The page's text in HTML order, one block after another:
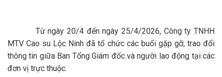
Từ ngày 20/4 đến ngày 25/4/2026, Công ty TNHH
MTV Cao su Lộc Ninh đã tổ chức các buổi gặp gỡ, trao đổi
thông tin giữa Ban Tổng Giám đốc và người lao động tại các
đơn vị trực thuộc.